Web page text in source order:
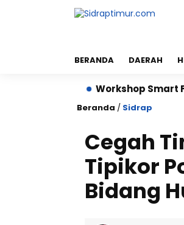
BERANDA DAERAH
Workshop Smart
Beranda / Sidrap
Cegah
Tipikor
Bidang